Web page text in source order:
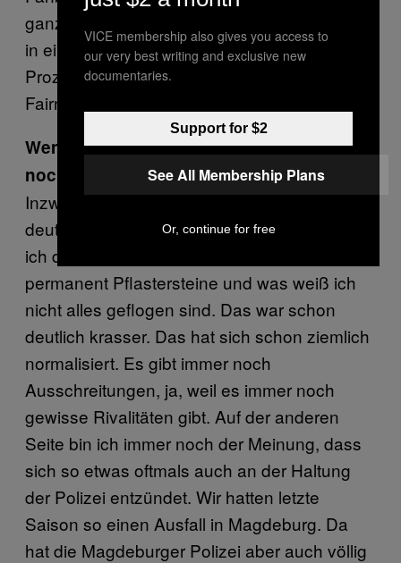
ganze Osten. Das wird dann thematisiert und
in eine Kategorie geschoben, wo 95 oder 98
Prozent der Leute gar nicht hingehören. Mehr
Fairness auf allen Seiten wäre angebracht.
Wenn es heute knallt—ist das für dich
noch im Rahmen?
Inzwischen muss ich sagen, dass es bei uns
deutlich weniger Gewalt gibt als früher. Wenn
ich da an die 90er denke, als wirklich
permanent Pflastersteine und was weiß ich
nicht alles geflogen sind. Das war schon
deutlich krasser. Das hat sich schon ziemlich
normalisiert. Es gibt immer noch
Ausschreitungen, ja, weil es immer noch
gewisse Rivalitäten gibt. Auf der anderen
Seite bin ich immer noch der Meinung, dass
sich so etwas oftmals auch an der Haltung
der Polizei entzündet. Wir hatten letzte
Saison so einen Ausfall in Magdeburg. Da
hat die Magdeburger Polizei aber auch völlig
VICE membership also gives you access to
our very best writing and exclusive new
documentaries.
Support for $2
See All Membership Plans
Or, continue for free